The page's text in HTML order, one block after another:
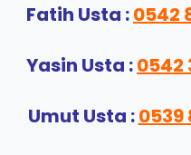
Fatih Usta :0542
Yasin Usta :0542
Umut Usta :0539